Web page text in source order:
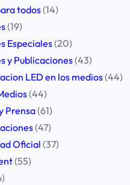
todos(14)
(19)
Especiales(20)
y Publicaciones(43)
LED en los medios(44)
(44)
Prensa(61)
(47)
Oficial (37)
(55)